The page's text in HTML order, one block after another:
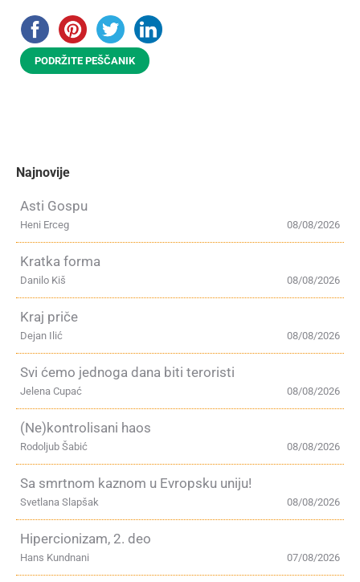
PODRŽITE PEŠČANIK
Najnovije
Asti Gospu
08/08/2026
Heni Erceg
Kratka forma
08/08/2026
Danilo Kiš
Kraj priče
08/08/2026
Dejan Ilić
Svi ćemo jednoga dana biti teroristi
08/08/2026
Jelena Cupać
(Ne)kontrolisani haos
08/08/2026
Rodoljub Šabić
Sa smrtnom kaznom u Evropsku uniju!
08/08/2026
Svetlana Slapšak
Hipercionizam, 2. deo
07/08/2026
Hans Kundnani